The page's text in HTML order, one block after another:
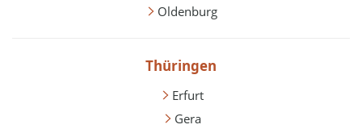
Oldenburg
Thüringen
Erfurt
Gera